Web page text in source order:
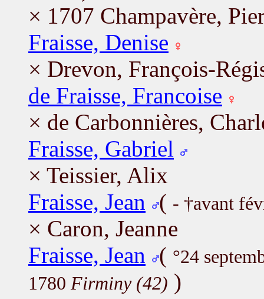
× 1707 Champavère,
Fraisse, Denise
× Drevon, François-
de Fraisse, Francoise
× de Carbonnières,
Fraisse, Gabriel
× Teissier, Alix
Fraisse, Jean
( - †avant
× Caron, Jeanne
Fraisse, Jean
( °24
1780 Firminy (42) )